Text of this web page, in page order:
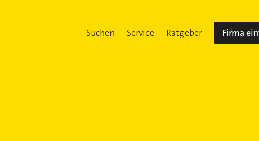
Suchen Service Ratgeber Firma